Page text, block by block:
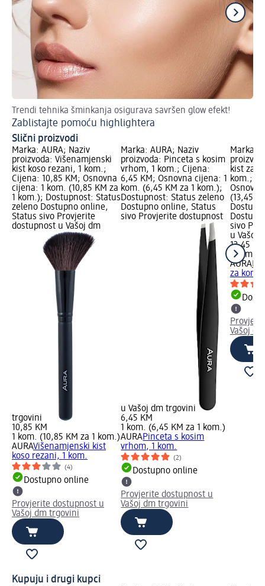
Trendi tehnika šminkanja osigurava savršen glow efekt!
Zablistajte pomoću highlightera
Slični proizvodi
Marka: AURA; Naziv
proizvoda: Višenamjenski
kist koso rezani, 1 kom.;
Cijena: 10,85 KM; Osnovna
cijena: 1 kom. (10,85 KM za
1 kom.); Dostupnost: Status
zeleno Dostupno online,
Status sivo Provjerite
dostupnost u Vašoj dm
trgovini
10,85 KM
1 kom. (10,85 KM za 1 kom.)
AURAVišenamjenski kist
koso rezani, 1 kom.
(4)
Dostupno online
Provjerite dostupnost u
Vašoj dm trgovini
Marka: AURA; Naziv
proizvoda: Pinceta s kosim
vrhom, 1 kom.; Cijena:
6,45 KM; Osnovna cijena: 1
kom. (6,45 KM za 1 kom.);
Dostupnost: Status zeleno
Dostupno online, Status
sivo Provjerite dostupnost
u Vašoj dm trgovini
6,45 KM
1 kom. (6,45 KM za 1 kom.)
AURAPinceta s kosim
vrhom, 1 kom.
(2)
Dostupno online
Provjerite dostupnost u
Vašoj dm trgovini
Marka:
kist za
kom.;
(13,45
sivo
u Vašoj
13,45 KM
1 kom.
AURA
za
Vašoj
Kupuju i drugi kupci